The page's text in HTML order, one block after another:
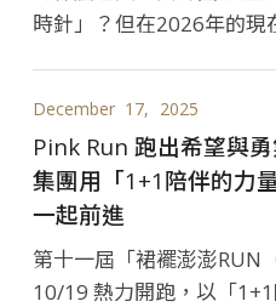
時針」？但在2026年的現
December 17 2025
Pink Run 跑出希望與
集團用「1+1陪伴的力
一起前進
第十一屆「裙襬澎澎RUN
10/19 熱力開跑，以「